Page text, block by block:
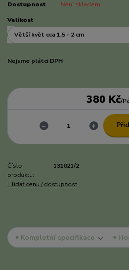
Dostupnost Není skladem
Velikost
Nejsme plátci DPH
380 Kč/
Číslo
produktu:
131021/2
Hlídat cenu / dostupnost
Kompletní specifikace